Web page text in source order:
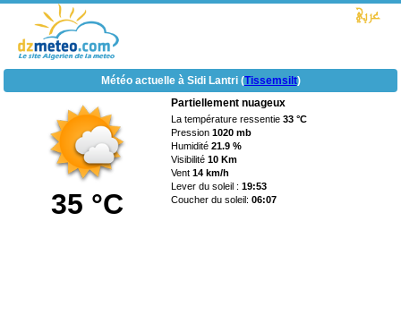
Météo actuelle à Sidi Lantri (Tissemsilt)
35 °C
Partiellement nuageux
La température ressentie33 °C
Pression1020 mb
Humidité21.9 %
Visibilité10 Km
Vent14 km/h
Lever du soleil :19:53
Coucher du soleil:06:07